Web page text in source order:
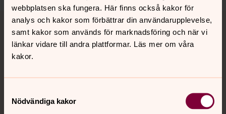
webbplatsen ska fungera. Här finns också kakor för
analys och kakor som förbättrar din användarupplevelse,
samt kakor som används för marknadsföring och när vi
länkar vidare till andra plattformar. Läs mer om våra
kakor.
Nödvändiga kakor
Tillbaka till toppen
Tillbaka till innehållet
Kalender